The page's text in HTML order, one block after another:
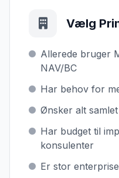
Vælg
Allerede bruger
NAV/BC
Har behov for
Ønsker alt
Har budget til
konsulenter
Er stor